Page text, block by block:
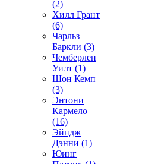
(2)
Хилл Грант
(6)
Чарльз
Баркли (3)
Чемберлен
Уилт (1)
Шон Кемп
(3)
Энтони
Кармело
(16)
Эйндж
Дэнни (1)
Юинг